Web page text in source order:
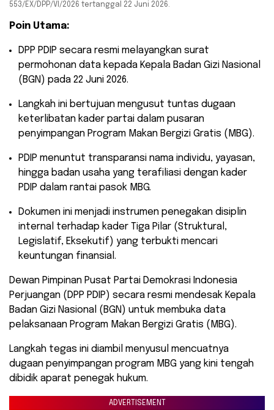
553/EX/DPP/VI/2026 tertanggal 22 Juni 2026.
Poin Utama:
​DPP PDIP secara resmi melayangkan surat
permohonan data kepada Kepala Badan Gizi Nasional
(BGN) pada 22 Juni 2026.
​Langkah ini bertujuan mengusut tuntas dugaan
keterlibatan kader partai dalam pusaran
penyimpangan Program Makan Bergizi Gratis (MBG).
​PDIP menuntut transparansi nama individu, yayasan,
hingga badan usaha yang terafiliasi dengan kader
PDIP dalam rantai pasok MBG.
​Dokumen ini menjadi instrumen penegakan disiplin
internal terhadap kader Tiga Pilar (Struktural,
Legislatif, Eksekutif) yang terbukti mencari
keuntungan finansial.
​Dewan Pimpinan Pusat Partai Demokrasi Indonesia
Perjuangan (DPP PDIP) secara resmi mendesak Kepala
Badan Gizi Nasional (BGN) untuk membuka data
pelaksanaan Program Makan Bergizi Gratis (MBG).
Langkah tegas ini diambil menyusul mencuatnya
dugaan penyimpangan program MBG yang kini tengah
dibidik aparat penegak hukum.
ADVERTISEMENT